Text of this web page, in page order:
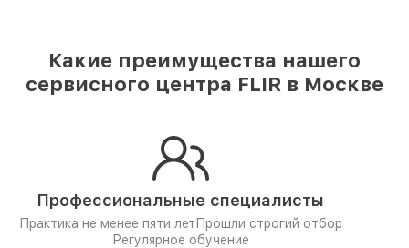
Какие преимущества нашего
сервисного центра FLIR в Москве
Профессиональные специалисты
Практика не менее пяти лет Прошли строгий отбор
Регулярное обучение